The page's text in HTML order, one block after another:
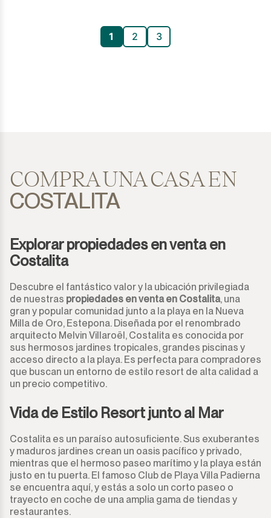
1 2 3
COMPRA UNA CASA EN
COSTALITA
Explorar propiedades en venta en
Costalita
Descubre el fantástico valor y la ubicación privilegiada
de nuestras propiedades en venta en Costalita, una
gran y popular comunidad junto a la playa en la Nueva
Milla de Oro, Estepona. Diseñada por el renombrado
arquitecto Melvin Villaroël, Costalita es conocida por
sus hermosos jardines tropicales, grandes piscinas y
acceso directo a la playa. Es perfecta para compradores
que buscan un entorno de estilo resort de alta calidad a
un precio competitivo.
Vida de Estilo Resort junto al Mar
Costalita es un paraíso autosuficiente. Sus exuberantes
y maduros jardines crean un oasis pacífico y privado,
mientras que el hermoso paseo marítimo y la playa están
justo en tu puerta. El famoso Club de Playa Villa Padierna
se encuentra aquí, y estás a solo un corto paseo o
trayecto en coche de una amplia gama de tiendas y
restaurantes.